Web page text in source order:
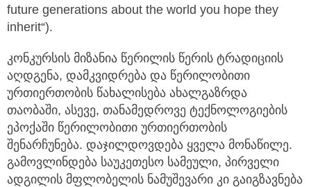
future generations about the world you hope they
inherit“).
კონკურსის მიზანია წერილის წერის ტრადიციის
აღდგენა, დამკვიდრება და წერილობითი
ურთიერთობის წახალისება ახალგაზრდა
თაობაში, ასევე, თანამედროვე ტექნოლოგიების
ეპოქაში წერილობითი ურთიერთობის
შენარჩუნება. დაჯილდოვდება ყველა მონაწილე.
გამოვლინდება საუკეთესო სამეული, პირველი
ადგილის მფლობელის ნამუშევარი კი გაიგზავნება